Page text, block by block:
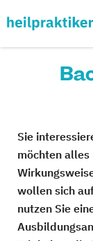
Sie
möchten
wollen sich
nutzen Sie